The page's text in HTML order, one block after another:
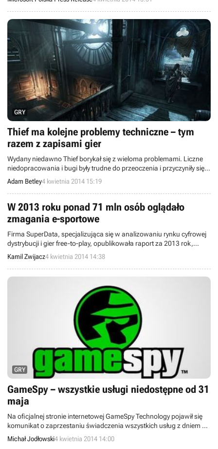
GRY
Thief ma kolejne problemy techniczne – tym
razem z zapisami gier
Wydany niedawno Thief borykał się z wieloma problemami. Liczne
niedopracowania i bugi były trudne do przeoczenia i przyczyniły się
do publikacji wielu niezbyt przychylnych recenzji produkcji firmy
Square Enix. Teraz, na początku kwietnia, gracze odkryli chyba
największą wpadkę zespołu Eidos Studios: zmiana daty
pokasowała albo pozmieniała zapisane stany gry.
Adam Betley4 kwietnia 2014 15:19
W 2013 roku ponad 71 mln osób oglądało
zmagania e-sportowe
Firma SuperData, specjalizująca się w analizowaniu rynku cyfrowej
dystrybucji i gier free-to-play, opublikowała raport za 2013 rok,
dotyczący oglądalności rozgrywek e-sportowych. Dzięki temu
dowiedzieliśmy się, że ta forma rozrywki cieszy się coraz większą
popularnością, notując w zeszłym roku 71,5 mln widzów na całym
świecie.
Kamil Zwijacz4 kwietnia 2014 14:38
GRY
GameSpy – wszystkie usługi niedostępne od 31
maja
Na oficjalnej stronie internetowej GameSpy Technology pojawił się
komunikat o zaprzestaniu świadczenia wszystkich usług z dniem 31
maja br. oraz prośba o zwrócenie się bezpośrednio do wydawców
gier po wszelkie informacje dotyczące wieloosobowej
Michał Jodłowski4 kwietnia 2014 14:00